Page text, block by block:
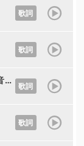
歌詞
歌詞
)
歌詞
歌詞